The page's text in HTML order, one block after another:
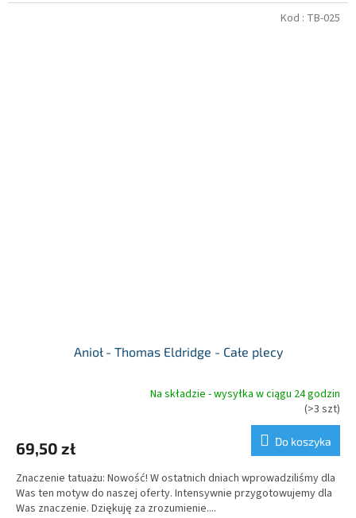
Anioł - Thomas Eldridge - Całe plecy
wynosi
na
5
gwiazdek.
Na składzie - wysyłka w ciągu 24 godzin
(>3 szt)
69,50 zł Do koszyka
Znaczenie tatuażu: Nowość! W ostatnich dniach wprowadziliśmy dla
Was ten motyw do naszej oferty. Intensywnie przygotowujemy dla
Was znaczenie. Dziękuję za zrozumienie....
Kod : TB-025